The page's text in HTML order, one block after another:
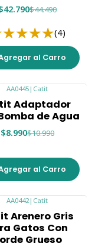
$44.490
(4)
al Carro
AA0445 | Catit
Adaptador
de Agua
$8.990$10.990
al Carro
AA0442 | Catit
Arenero Gris
Gatos Con
Grueso